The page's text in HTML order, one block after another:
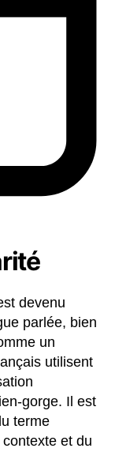
devenu
parlée, bien
un
utilisent
gorge. Il est
terme
et du